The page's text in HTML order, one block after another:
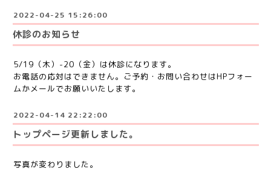
2022-04-25 15:26:00
休診のお知らせ
5/19（木）-20（金）は休診になります。
お電話の応対はできません。ご予約・お問い合わせはHPフォー
ムかメールでお願いいたします。
2022-04-14 22:22:00
トップページ更新しました。
写真が変わりました。